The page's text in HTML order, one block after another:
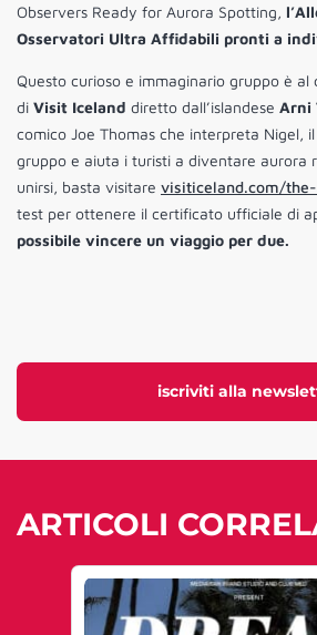
iscriviti alla
Observers Ready for Aurora Spotting,
Osservatori Ultra Affidabili pronti a
Questo curioso e immaginario gruppo è
di Visit Iceland diretto dall’islandese Arni
comico Joe Thomas che interpreta Nigel,
gruppo e aiuta i turisti a diventare aurora
unirsi, basta visitare visiticeland.com/
test per ottenere il certificato ufficiale di
possibile vincere un viaggio per due.
ARTICOLI